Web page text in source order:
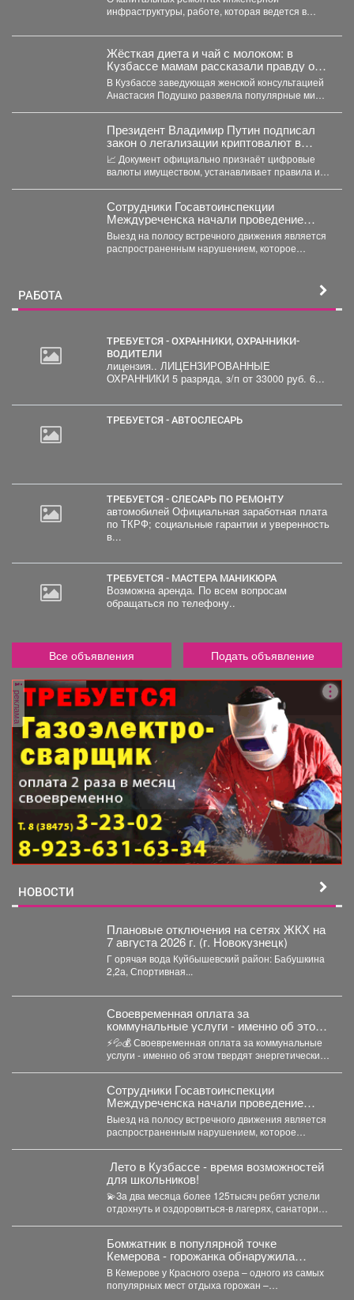
инфраструктуры, работе, которая ведется в
восстановлении...
Жёсткая диета и чай с молоком: в
Кузбассе мамам рассказали правду о
грудном вскармливании
В Кузбассе заведующая женской консультацией
Анастасия Подушко развеяла популярные мифы
Президент Владимир Путин подписал
закон о легализации криптовалют в
России.
📈 Документ официально признаёт цифровые
валюты имуществом, устанавливает правила их
Сотрудники Госавтоинспекции
Междуреченска начали проведение
профилактической операции
«Встречная полоса»
Выезд на полосу встречного движения является
распространенным нарушением, которое
РАБОТА
ТРЕБУЕТСЯ - ОХРАННИКИ, ОХРАННИКИ-
ВОДИТЕЛИ
лицензия.. ЛИЦЕНЗИРОВАННЫЕ
ОХРАННИКИ 5 разряда, з/п от 33000 руб. 6...
ТРЕБУЕТСЯ - АВТОСЛЕСАРЬ
ТРЕБУЕТСЯ - СЛЕСАРЬ ПО РЕМОНТУ
автомобилей Официальная заработная плата
по ТКРФ; социальные гарантии и уверенность
в...
ТРЕБУЕТСЯ - МАСТЕРА МАНИКЮРА
Возможна аренда. По всем вопросам
обращаться по телефону..
Все объявления Подать объявление
реклама
НОВОСТИ
Плановые отключения на сетях ЖКХ на
7 августа 2026 г. (г. Новокузнецк)
Г орячая вода Куйбышевский район: Бабушкина
2,2а, Спортивная...
Своевременная оплата за
коммунальные услуги - именно об этом
твердят энергетические компании.
⚡💦💰 Своевременная оплата за коммунальные
услуги - именно об этом твердят энергетические
Сотрудники Госавтоинспекции
Междуреченска начали проведение
профилактической операции
«Встречная полоса»
Выезд на полосу встречного движения является
распространенным нарушением, которое
️ Лето в Кузбассе - время возможностей
для школьников!
💫За два месяца более 125тысяч ребят успели
отдохнуть и оздоровиться-в лагерях, санаториях
Бомжатник в популярной точке
Кемерова - горожанка обнаружила
жуткий объект на Красном озере
В Кемерове у Красного озера – одного из самых
популярных мест отдыха горожан –